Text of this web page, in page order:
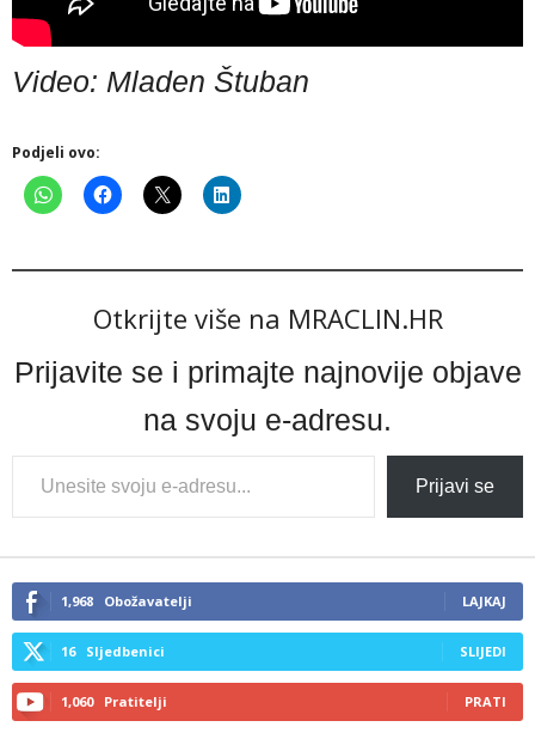
Video: Mladen Štuban
Podjeli ovo:
Otkrijte više na MRACLIN.HR
Prijavite se i primajte najnovije objave
na svoju e-adresu.
Type
your
Prijavi se
1,968 Obožavatelji LAJKAJ
16 Sljedbenici SLIJEDI
1,060 Pratitelji PRATI